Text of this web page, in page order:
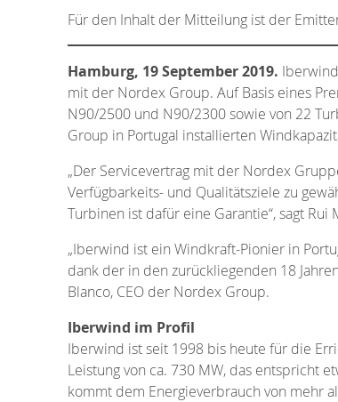
Für den Inhalt der Mitteilung ist der
Hamburg, 19 September 2019.
mit der Nordex Group. Auf Basis eines
N90/2500 und N90/2300 sowie von 22
Group in Portugal installierten
„Der Servicevertrag mit der Nordex
Verfügbarkeits- und Qualitätsziele zu
Turbinen ist dafür eine Garantie“, sagt Rui
„Iberwind ist ein Windkraft-Pionier in
dank der in den zurückliegenden 18
Blanco, CEO der Nordex Group.
Iberwind im Profil
Iberwind ist seit 1998 bis heute für die
Leistung von ca. 730 MW, das entspricht
kommt dem Energieverbrauch von mehr